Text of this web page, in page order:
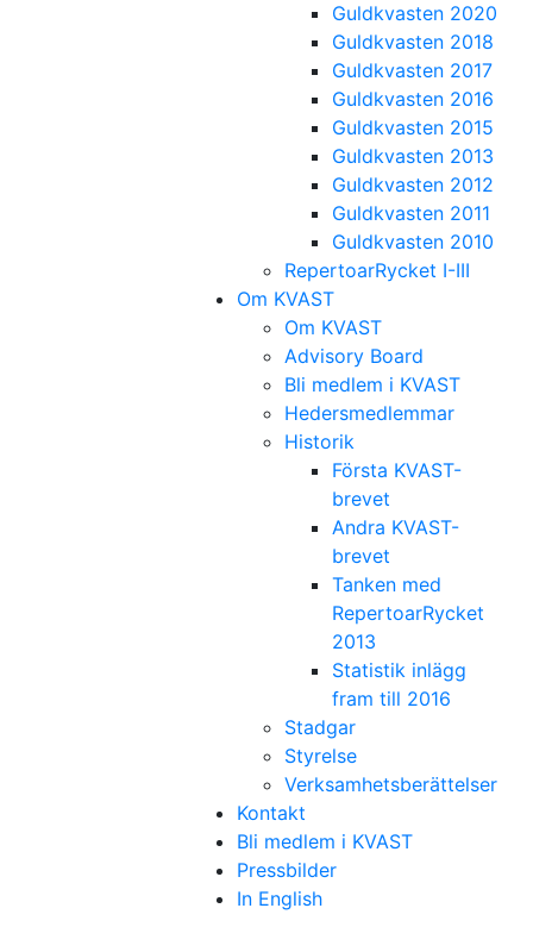
Guldkvasten 2020
Guldkvasten 2018
Guldkvasten 2017
Guldkvasten 2016
Guldkvasten 2015
Guldkvasten 2013
Guldkvasten 2012
Guldkvasten 2011
Guldkvasten 2010
RepertoarRycket I-III
Om KVAST
Om KVAST
Advisory Board
Bli medlem i KVAST
Hedersmedlemmar
Historik
Första KVAST-
brevet
Andra KVAST-
brevet
Tanken med
RepertoarRycket
2013
Statistik inlägg
fram till 2016
Stadgar
Styrelse
Verksamhetsberättelser
Kontakt
Bli medlem i KVAST
Pressbilder
In English